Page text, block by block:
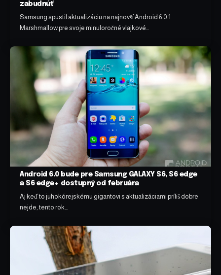
zabudnúť
Samsung spustil aktualizáciu na najnovší Android 6.0.1
Marshmallow pre svoje minuloročné vlajkové…
Android 6.0 bude pre Samsung GALAXY S6, S6 edge
a S6 edge+ dostupný od februára
Aj keď to juhokórejskému gigantovi s aktualizáciami príliš dobre
nejde, tento rok…